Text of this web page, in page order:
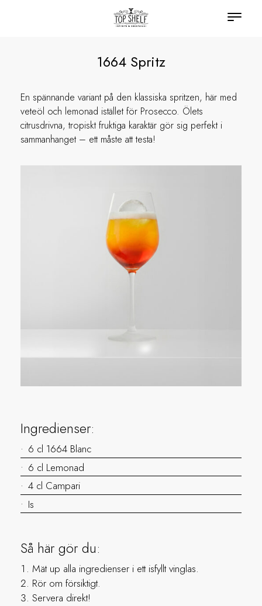
1664 Spritz
En spännande variant på den klassiska spritzen, här med
veteöl och lemonad istället för Prosecco. Ölets
citrusdrivna, tropiskt fruktiga karaktär gör sig perfekt i
sammanhanget – ett måste att testa!
Ingredienser:
6 cl 1664 Blanc
6 cl Lemonad
4 cl Campari
Is
Så här gör du:
Mät up alla ingredienser i ett isfyllt vinglas.
Rör om försiktigt.
Servera direkt!